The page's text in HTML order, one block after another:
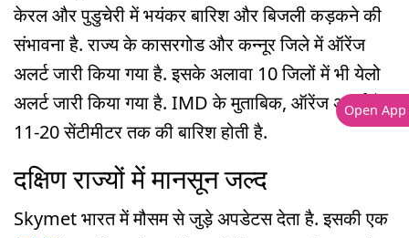
केरल और पुडुचेरी में भयंकर बारिश और बिजली कड़कने की
संभावना है. राज्य के कासरगोड और कन्नूर जिले में ऑरेंज
अलर्ट जारी किया गया है. इसके अलावा 10 जिलों में भी येलो
अलर्ट जारी किया गया है. IMD के मुताबिक, ऑरेंज अलर्ट में
11-20 सेंटीमीटर तक की बारिश होती है.
दक्षिण राज्यों में मानसून जल्द
Skymet भारत में मौसम से जुड़े अपडेटस देता है. इसकी एक
Open App